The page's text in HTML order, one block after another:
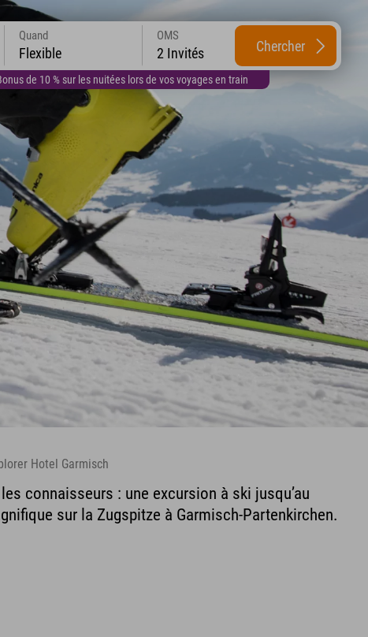
de 10 % sur les nuitées lors de vos voyages en train
Quand
Flexible
OMS
2 Invités Chercher
Hotel Garmisch
connaisseurs : une excursion à ski jusqu’au
sur la Zugspitze à Garmisch-Partenkirchen.